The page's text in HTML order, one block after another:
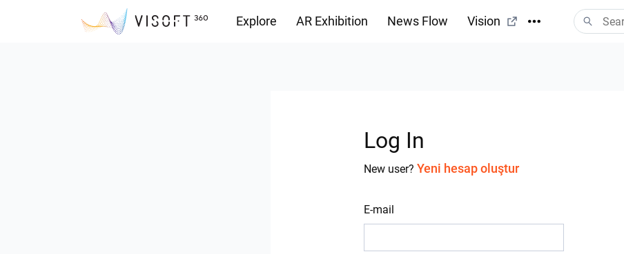
Explore AR Exhibition News Flow Vision
Log In
New user? Yeni hesap oluştur
E-mail